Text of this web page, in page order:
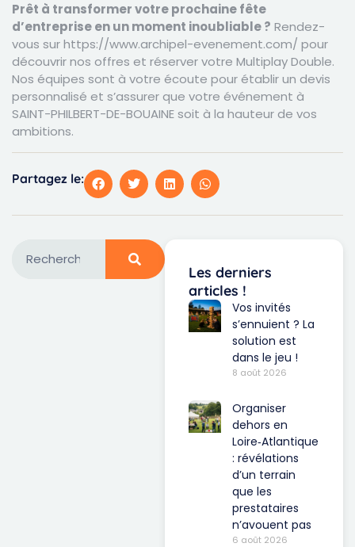
Prêt à transformer votre prochaine fête
d’entreprise en un moment inoubliable ? Rendez-
vous sur https://www.archipel-evenement.com/ pour
découvrir nos offres et réserver votre Multiplay Double.
Nos équipes sont à votre écoute pour établir un devis
personnalisé et s’assurer que votre événement à
SAINT-PHILBERT-DE-BOUAINE soit à la hauteur de vos
ambitions.
Partagez le:
Les derniers
articles !
Vos invités
s’ennuient ? La
solution est
dans le jeu !
8 août 2026
Organiser
dehors en
Loire‑Atlantique
: révélations
d’un terrain
que les
prestataires
n’avouent pas
6 août 2026